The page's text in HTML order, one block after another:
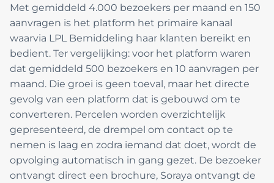
Met gemiddeld 4.000 bezoekers per maand en 150
aanvragen is het platform het primaire kanaal
waarvia LPL Bemiddeling haar klanten bereikt en
bedient. Ter vergelijking: voor het platform waren
dat gemiddeld 500 bezoekers en 10 aanvragen per
maand. Die groei is geen toeval, maar het directe
gevolg van een platform dat is gebouwd om te
converteren. Percelen worden overzichtelijk
gepresenteerd, de drempel om contact op te
nemen is laag en zodra iemand dat doet, wordt de
opvolging automatisch in gang gezet. De bezoeker
ontvangt direct een brochure, Soraya ontvangt de